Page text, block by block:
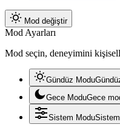
Mod değiştir
Mod Ayarları
Mod seçin, deneyimini
Gündüz Modu
Gece ModuGece
Sistem Modu